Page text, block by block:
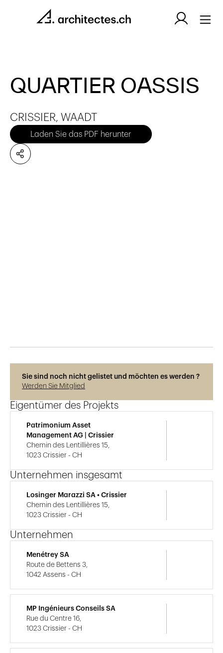
QUARTIER OASSIS
CRISSIER, WAADT
Laden Sie das PDF herunter
Sie sind noch nicht gelistet und möchten es werden ?
Werden Sie Mitglied
Eigentümer des Projekts
Patrimonium Asset
Management AG | Crissier
Chemin des Lentillières 15,
1023 Crissier - CH
Unternehmen insgesamt
Losinger Marazzi SA • Crissier
Chemin des Lentillières 15,
1023 Crissier - CH
Unternehmen
Menétrey SA
Route de Bettens 3,
1042 Assens - CH
MP Ingénieurs Conseils SA
Rue du Centre 16,
1023 Crissier - CH